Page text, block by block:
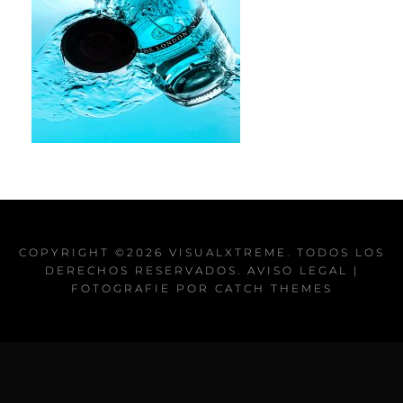
COPYRIGHT ©2026 VISUALXTREME . TODOS LOS
DERECHOS RESERVADOS. AVISO LEGAL
|
FOTOGRAFIE POR CATCH THEMES